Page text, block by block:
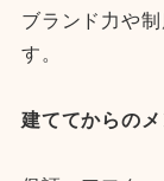
ブランド力や
す。
建ててからの